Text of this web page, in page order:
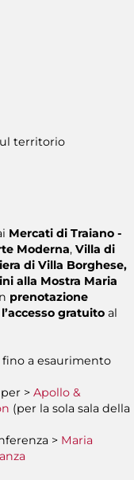
territorio
Mercati di Traiano -
Moderna, Villa di
di Villa Borghese,
alla Mostra Maria
prenotazione
l’accesso gratuito al
fino a esaurimento
per > Apollo &
(per la sola sala della
> Maria